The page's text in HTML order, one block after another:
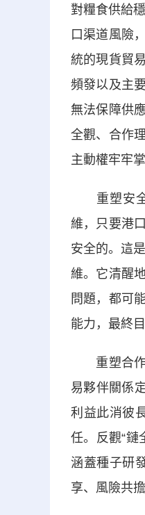
對糧食供給
口渠道風險
統的現貨貿
頻發以及主
無法保障供
全觀、合作
主動權牢牢
重塑安全
維，只要港
安全的。這
維。它清醒
問題，都可
能力，最終
重塑合作
易夥伴關係
利益此消彼
任。反觀“鏈
涵蓋種子研
享、風險共